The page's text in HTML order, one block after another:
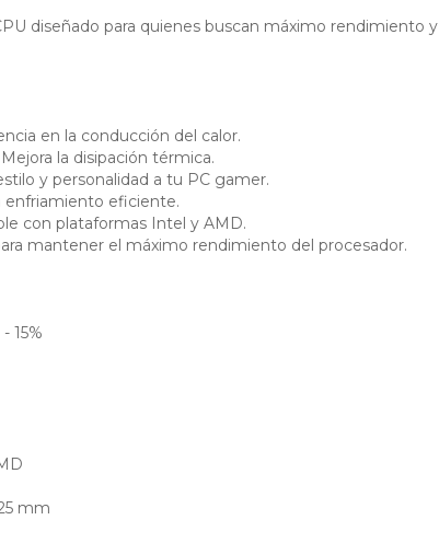
diseñado para quienes buscan máximo rendimiento y
en la conducción del calor.
la disipación térmica.
y personalidad a tu PC gamer.
enfriamiento eficiente.
con plataformas Intel y AMD.
mantener el máximo rendimiento del procesador.
15%
mm